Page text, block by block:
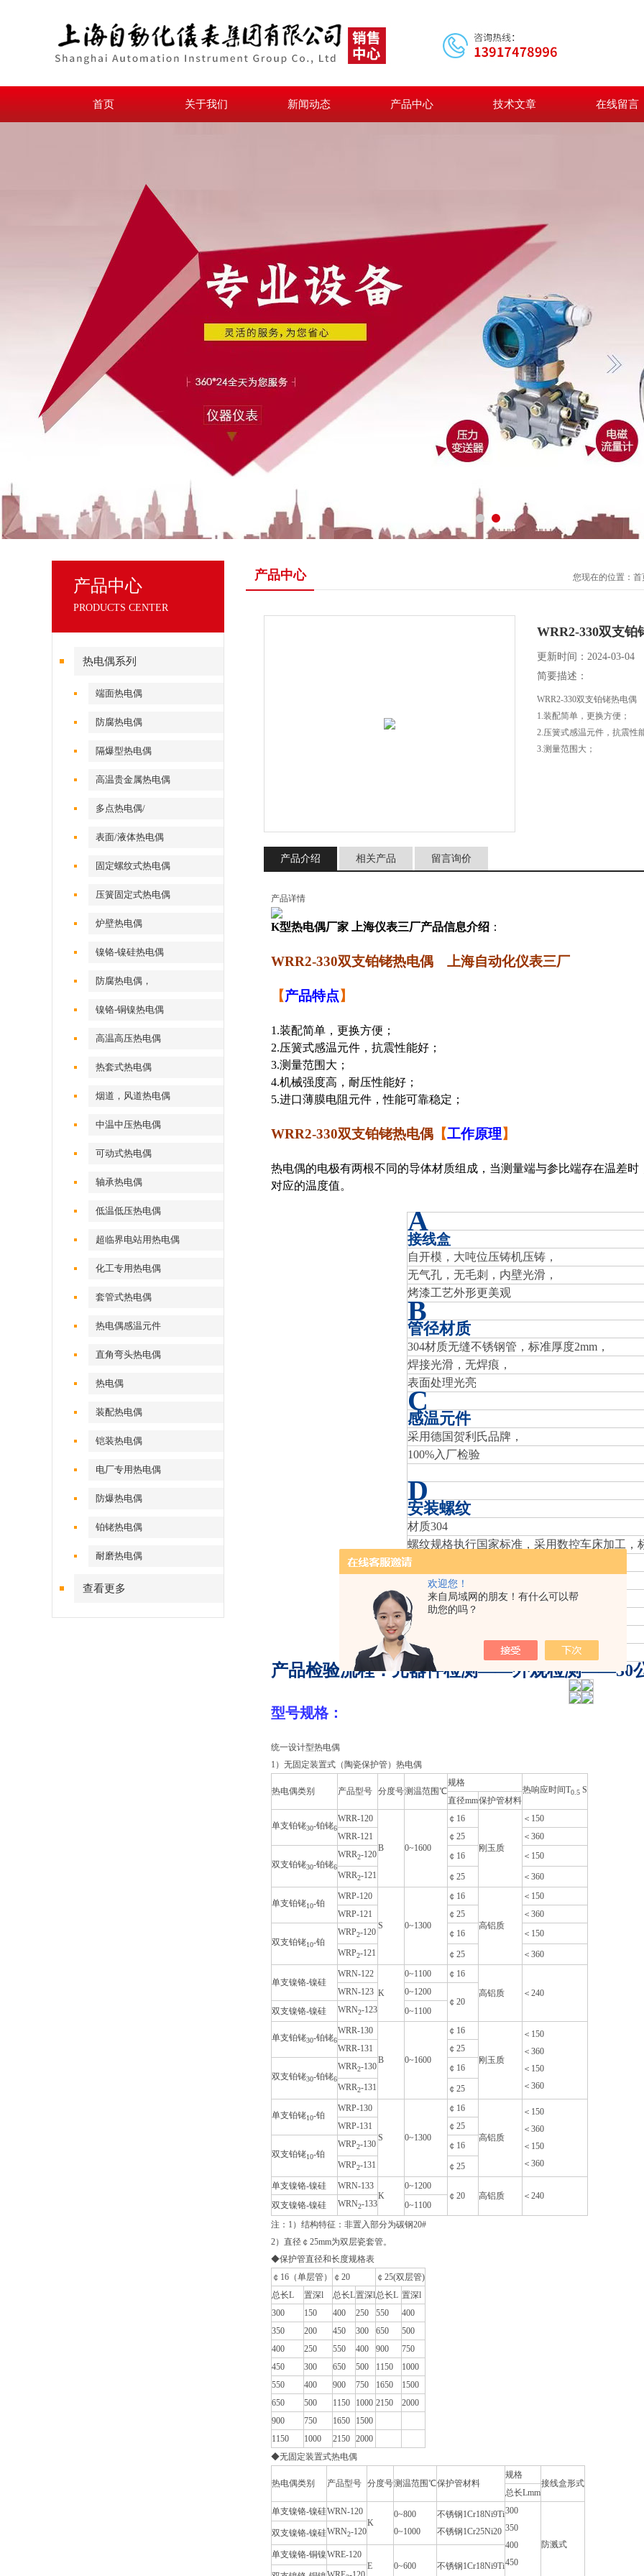
欢迎您！
来自局域网的朋友！有什么可以帮
助您的吗？
首页 关于我们 新闻动态 产品中心 技术文章 在线留言
产品中心
PRODUCTS CENTER
热电偶系列
端面热电偶
防腐热电偶
隔爆型热电偶
高温贵金属热电偶
多点热电偶/
表面/液体热电偶
固定螺纹式热电偶
压簧固定式热电偶
炉壁热电偶
镍铬-镍硅热电偶
防腐热电偶，
镍铬-铜镍热电偶
高温高压热电偶
热套式热电偶
烟道，风道热电偶
中温中压热电偶
可动式热电偶
轴承热电偶
低温低压热电偶
超临界电站用热电偶
化工专用热电偶
套管式热电偶
热电偶感温元件
直角弯头热电偶
热电偶
装配热电偶
铠装热电偶
电厂专用热电偶
防爆热电偶
铂铑热电偶
耐磨热电偶
查看更多
产品中心 您现在的位置： 首
WRR2-330双支铂
更新时间：2024-03-04
简要描述：
WRR2-330双支铂铑热电
1.装配简单，更换方便；
2.压簧式感温元件，抗震性
3.测量范围大；
产品介绍 相关产品 留言询价
产品详情
K型热电偶厂家 上海仪表三厂产品信息介绍 ：
WRR2-330双支铂铑热电偶 上海自动化仪表三厂
【产品特点】
1.装配简单，更换方便；
2.压簧式感温元件，抗震性能好；
3.测量范围大；
4.机械强度高，耐压性能好；
5.进口薄膜电阻元件，性能可靠稳定；
WRR2-330双支铂铑热电偶 【工作原理】
热电偶的电极有两根不同的导体材质组成，当测量端与参比端存在温差
对应的温度值。
A
接线盒
自开模，大吨位压铸机压铸，
无气孔，无毛刺，内壁光滑，
烤漆工艺外形更美观
B
管径材质
304材质无缝不锈钢管，标准厚度2mm，
焊接光滑，无焊痕，
表面处理光亮
C
感温元件
采用德国贺利氏品牌，
100%入厂检验
D
安装螺纹
材质304
螺纹规格执行国家标准，采用数控车床加工，
E
变送器
采用SMT贴片技术，使用美国进口元件
抗干扰设计，4道检验程序
保证高精度输出，干扰性强
产品检验流程：元器件检测——外观检测——30
型号规格：
统一设计型热电偶
1）无固定装置式（陶瓷保护管）热电偶
热电偶类别 产品型号 分度号测温范围℃
规格
热响应时间T0.5 S
直径mm保护管材料
单支铂铑30-铂铑6
WRR-120
B 0~1600
￠16
刚玉质
＜150
WRR-121
￠25 ＜360
双支铂铑30-铂铑6
WRR2-120 ￠16
＜150
WRR2-121 ￠25 ＜360
单支铂铑10-铂
WRP-120
S 0~1300
￠16
高铝质
＜150
WRP-121
￠25 ＜360
双支铂铑10-铂
WRP2-120 ￠16
＜150
WRP2-121 ￠25 ＜360
单支镍铬-镍硅
WRN-122
K
0~1100
￠16
高铝质
＜240
WRN-123
0~1200
￠20
双支镍铬-镍硅
WRN2-123 0~1100
单支铂铑30-铂铑6
WRR-130
B 0~1600
￠16
刚玉质
＜150
＜360
＜150
＜360
WRR-131 ￠25
双支铂铑30-铂铑6
WRR2-130
￠16
WRR2-131 ￠25
单支铂铑10-铂
WRP-130
S 0~1300
￠16
高铝质
＜150
＜360
＜150
＜360
WRP-131 ￠25
双支铂铑10-铂
WRP2-130
￠16
WRP2-131
￠25
单支镍铬-镍硅
WRN-133
K
0~1200
￠20
高铝质
＜240
双支镍铬-镍硅
WRN2-133
0~1100
注：1）结构特征：非置入部分为碳钢20#
2）直径￠25mm为双层瓷套管。
◆保护管直径和长度规格表
￠16（单层管）
￠20
￠25(双层管)
总长L
置深l 总长L置深l总长L 置深l
300
150 400 250 550
400
350
200 450 300 650
500
400
250 550 400 900
750
450
300 650 500 1150
1000
550
400 900 750 1650
1500
650
500 1150 1000 2150
2000
900
750 1650
1500
1150
1000 2150 2000
◆无固定装置式热电偶
热电偶类别 产品型号 分度号测温范围℃保护管材料
规格
接线盒形式
总长Lmm
单支镍铬-镍硅WRN-120
K
0~800
0~1000
不锈钢1Cr18Ni9Ti
不锈钢1Cr25Ni20
300
350
400
450
防溅式
双支镍铬-镍硅WRN2-120
单支镍铬-铜镍WRE-120
E
0~600
不锈钢1Cr18Ni9Ti